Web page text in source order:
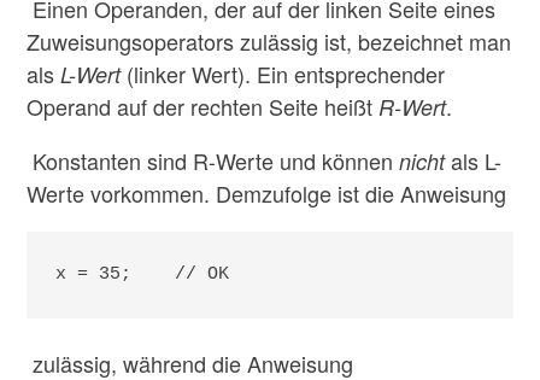
Einen Operanden, der auf der linken Seite eines
Zuweisungsoperators zulässig ist, bezeichnet man
alsL-Wert(linker Wert). Ein entsprechender
Operand auf der rechten Seite heißt R-Wert.
Konstanten sind R-Werte und könnennichtals L-
Werte vorkommen. Demzufolge ist die Anweisung
x = 35;    // OK
zulässig, während die Anweisung